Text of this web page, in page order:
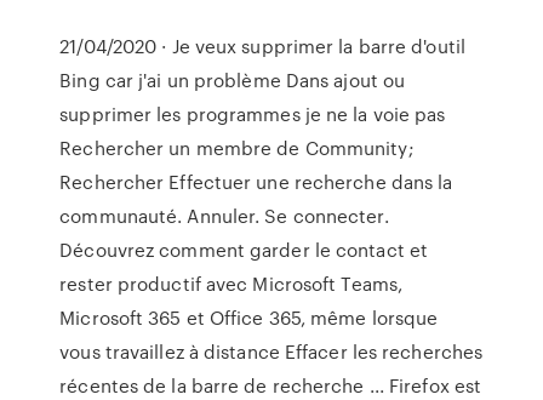
21/04/2020 · Je veux supprimer la barre d'outil
Bing car j'ai un problème Dans ajout ou
supprimer les programmes je ne la voie pas
Rechercher un membre de Community;
Rechercher Effectuer une recherche dans la
communauté. Annuler. Se connecter.
Découvrez comment garder le contact et
rester productif avec Microsoft Teams,
Microsoft 365 et Office 365, même lorsque
vous travaillez à distance Effacer les recherches
récentes de la barre de recherche ... Firefox est